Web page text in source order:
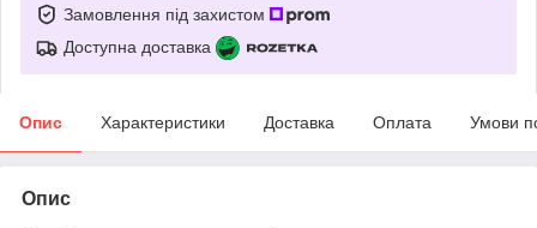
Замовлення під захистом
Доступна доставка
Опис Характеристики Доставка Оплата Умови
Опис